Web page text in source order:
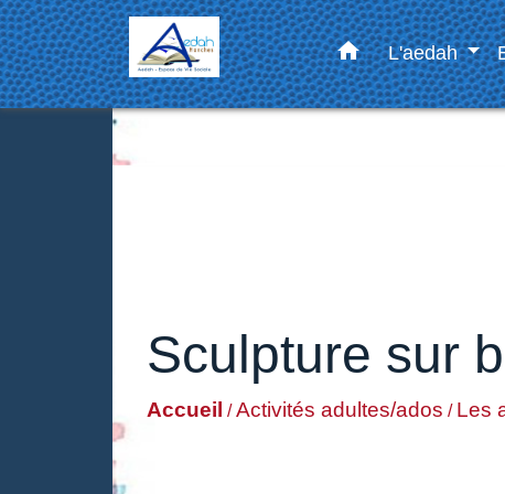
home L'aedah
Sculpture sur
Accueil /Activités adultes/ados / Les